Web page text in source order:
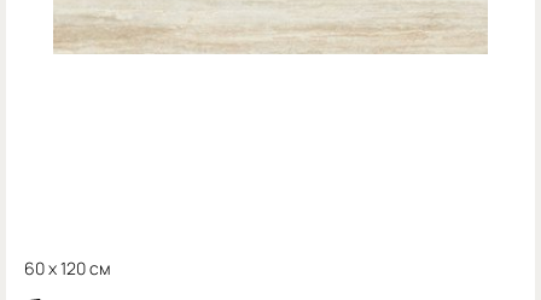
60 x 120 см